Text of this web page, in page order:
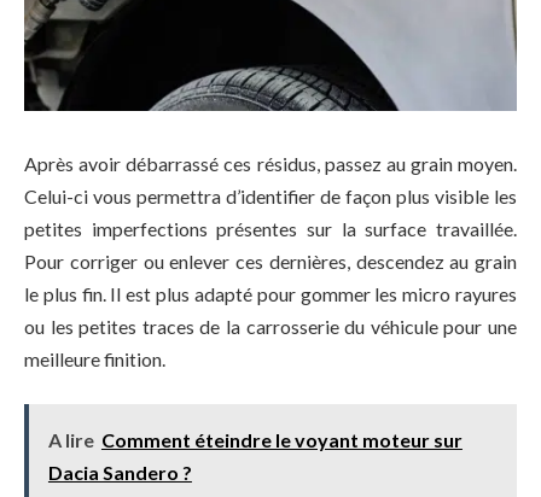
Après avoir débarrassé ces résidus, passez au grain moyen.
Celui-ci vous permettra d’identifier de façon plus visible les
petites imperfections présentes sur la surface travaillée.
Pour corriger ou enlever ces dernières, descendez au grain
le plus fin. Il est plus adapté pour gommer les micro rayures
ou les petites traces de la carrosserie du véhicule pour une
meilleure finition.
A lire Comment éteindre le voyant moteur sur
Dacia Sandero ?